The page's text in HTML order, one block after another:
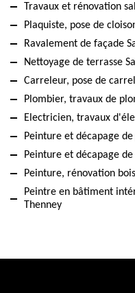
Travaux et rénovation
Plaquiste, pose de
Ravalement de façade
Nettoyage de terrasse
Carreleur, pose de
Plombier, travaux de
Electricien, travaux
Peinture et décapage
Peinture et décapage
Peinture, rénovation
Peintre en bâtiment
Thenney